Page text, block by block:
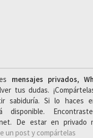
mensajes privados,
tus dudas.
sabiduría. Si lo haces
disponible.
De estar en privado
un post y compártelas